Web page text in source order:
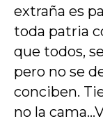
extraña es
toda patria
que todos,
pero no se
conciben.
no la